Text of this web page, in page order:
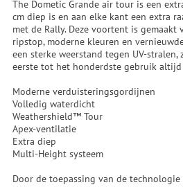
The Dometic Grande air tour is een
cm diep is en aan elke kant een extra
met de Rally. Deze voortent is gemaakt
ripstop, moderne kleuren en
een sterke weerstand tegen UV-
eerste tot het honderdste gebruik
Moderne verduisteringsgordijnen
Volledig waterdicht
Weathershield™ Tour
Apex-ventilatie
Extra diep
Multi-Height systeem
Door de toepassing van de